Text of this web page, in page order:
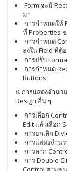
Form จะมี
มา
การกำหนดให้
ที่ Properties ข
การกำหนด
ลงใน Field ที่ต้
การปรับ
การกำหนด
Buttons
8. การแสดงจำนว
Design อื่น ๆ
การเลือก
Edit แล้วเลือก
การยกเลิก
การแสดงจำน
การลาก
การ Double